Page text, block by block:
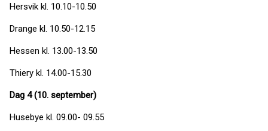
Hersvik kl. 10.10-10.50
Drange kl. 10.50-12.15
Hessen kl. 13.00-13.50
Thiery kl. 14.00-15.30
Dag 4 (10. september)
Husebye kl. 09.00- 09.55